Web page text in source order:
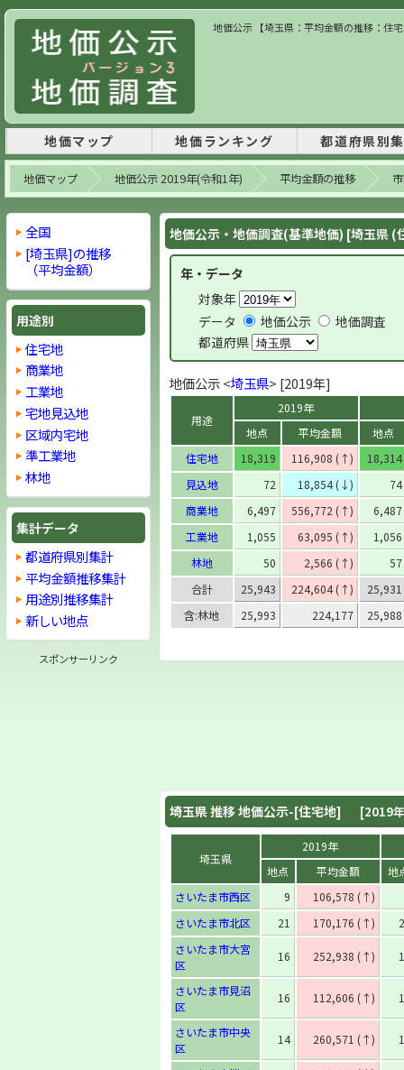
地価公示 【埼玉県：平均金額の推移：住
地価マップ 地価ランキング 都道府県別
地価マップ 地価公示 2019年(令和1年) 平均金額の推移
地価公示・地価調査(基準地価) [埼玉県 (
年・データ
対象年
データ
地価公示
地価調査
都道府県
地価公示 <埼玉県> [2019年]
用途
2019年
地点
平均金額
地点
住宅地
18,319 116,908 (↑)
18,314
見込地
72 18,854 (↓)
74
商業地
6,497 556,772 (↑)
6,487
工業地
1,055 63,095 (↑)
1,056
林地
50 2,566 (↑)
57
合計
25,943 224,604 (↑)
25,931
含:林地
25,993 224,177 25,988
埼玉県推移 地価公示-[住宅地] [2019
埼玉県
2019年
地点
平均金額
地
さいたま市西区
9
106,578 (↑)
さいたま市北区
21 170,176 (↑)
さいたま市大宮
区
16 252,938 (↑)
さいたま市見沼
区
16 112,606 (↑)
さいたま市中央
区
14 260,571 (↑)
全国
[埼玉県]の推移
（平均金額）
用途別
住宅地
商業地
工業地
宅地見込地
区域内宅地
準工業地
林地
集計データ
都道府県別集計
平均金額推移集計
用途別推移集計
新しい地点
スポンサーリンク